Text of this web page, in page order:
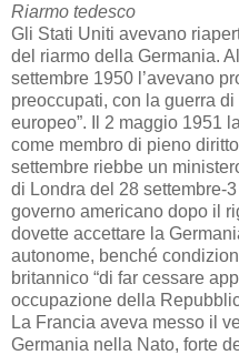
Riarmo tedesco
Gli Stati Uniti avevano
del riarmo della Germania.
settembre 1950 l’avevano
preoccupati, con la guerra
europeo”. Il 2 maggio 1951
come membro di pieno
settembre riebbe un
di Londra del 28 settembre-
governo americano dopo il
dovette accettare la
autonome, benché
britannico “di far cessare
occupazione della
La Francia aveva messo il
Germania nella Nato, forte